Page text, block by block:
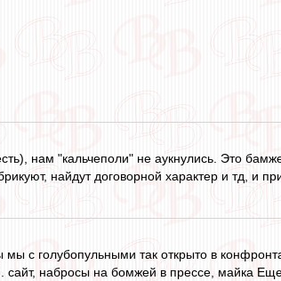
нам "кальчеполи" не аукнулись. Это
найдут договорной характер и тд, и
с голубопульными так открыто в
набросы на бомжей в прессе, майка